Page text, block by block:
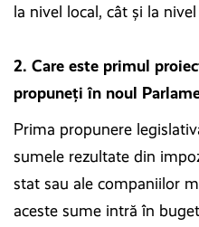
la nivel local, cât și la
2. Care este primul
propuneți în noul
Prima propunere
sumele rezultate din
stat sau ale companiilor
aceste sume intră în